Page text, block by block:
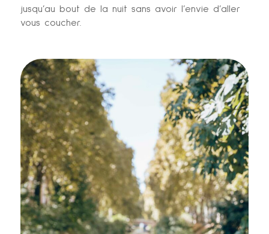
jusqu’au bout de la nuit sans avoir l’envie d’aller
vous coucher.